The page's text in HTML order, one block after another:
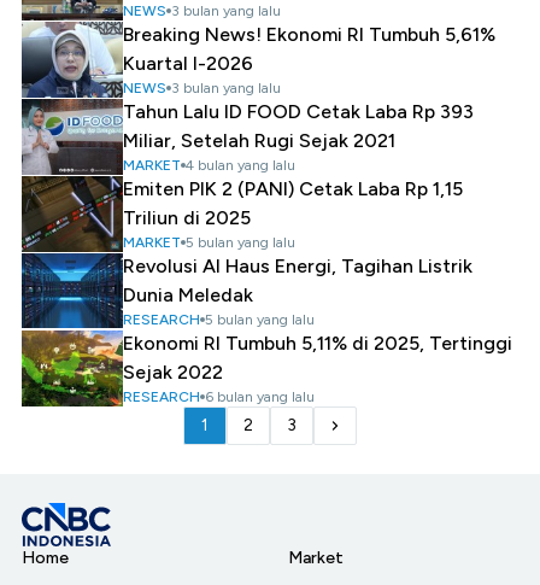
NEWS 3 bulan yang lalu
Breaking News! Ekonomi RI Tumbuh 5,61%
Kuartal I-2026
NEWS 3 bulan yang lalu
Tahun Lalu ID FOOD Cetak Laba Rp 393
Miliar, Setelah Rugi Sejak 2021
MARKET 4 bulan yang lalu
Emiten PIK 2 (PANI) Cetak Laba Rp 1,15
Triliun di 2025
MARKET 5 bulan yang lalu
Revolusi AI Haus Energi, Tagihan Listrik
Dunia Meledak
RESEARCH 5 bulan yang lalu
Ekonomi RI Tumbuh 5,11% di 2025, Tertinggi
Sejak 2022
RESEARCH 6 bulan yang lalu
1 2 3
Home
Market